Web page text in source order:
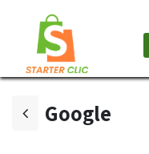
Google